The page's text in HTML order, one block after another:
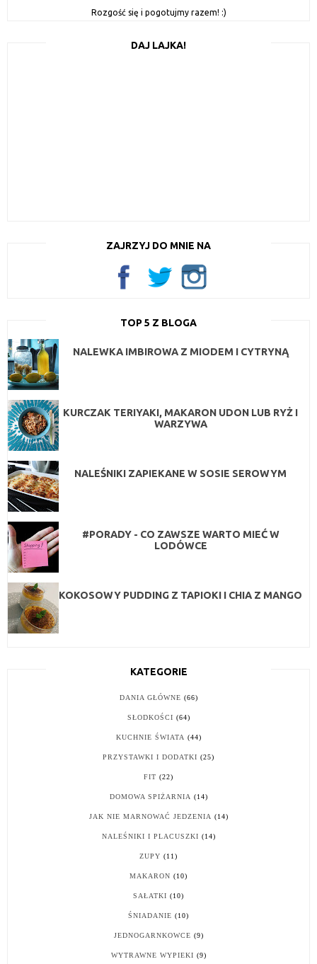
Rozgość się i pogotujmy razem! :)
DAJ LAJKA!
ZAJRZYJ DO MNIE NA
TOP 5 Z BLOGA
NALEWKA IMBIROWA Z MIODEM I CYTRYNĄ
KURCZAK TERIYAKI, MAKARON UDON LUB RYŻ I
WARZYWA
NALEŚNIKI ZAPIEKANE W SOSIE SEROWYM
#PORADY - CO ZAWSZE WARTO MIEĆ W
LODÓWCE
KOKOSOWY PUDDING Z TAPIOKI I CHIA Z MANGO
KATEGORIE
DANIA GŁÓWNE (66)
SŁODKOŚCI (64)
KUCHNIE ŚWIATA (44)
PRZYSTAWKI I DODATKI (25)
FIT (22)
DOMOWA SPIŻARNIA (14)
JAK NIE MARNOWAĆ JEDZENIA (14)
NALEŚNIKI I PLACUSZKI (14)
ZUPY (11)
MAKARON (10)
SAŁATKI (10)
ŚNIADANIE (10)
JEDNOGARNKOWCE (9)
WYTRAWNE WYPIEKI (9)